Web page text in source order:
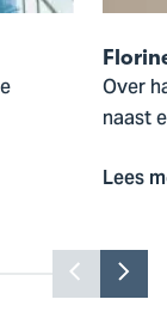
Over
naast
Lees
Toon
vorige